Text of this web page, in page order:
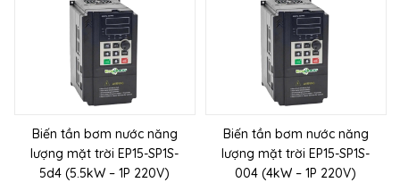
Biến tần bơm nước năng
lượng mặt trời EP15-SP1S-
5d4 (5.5kW – 1P 220V)
Biến tần bơm nước năng
lượng mặt trời EP15-SP1S-
004 (4kW – 1P 220V)